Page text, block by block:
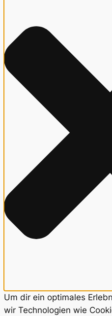
Um dir ein optimales
wir Technologien wie